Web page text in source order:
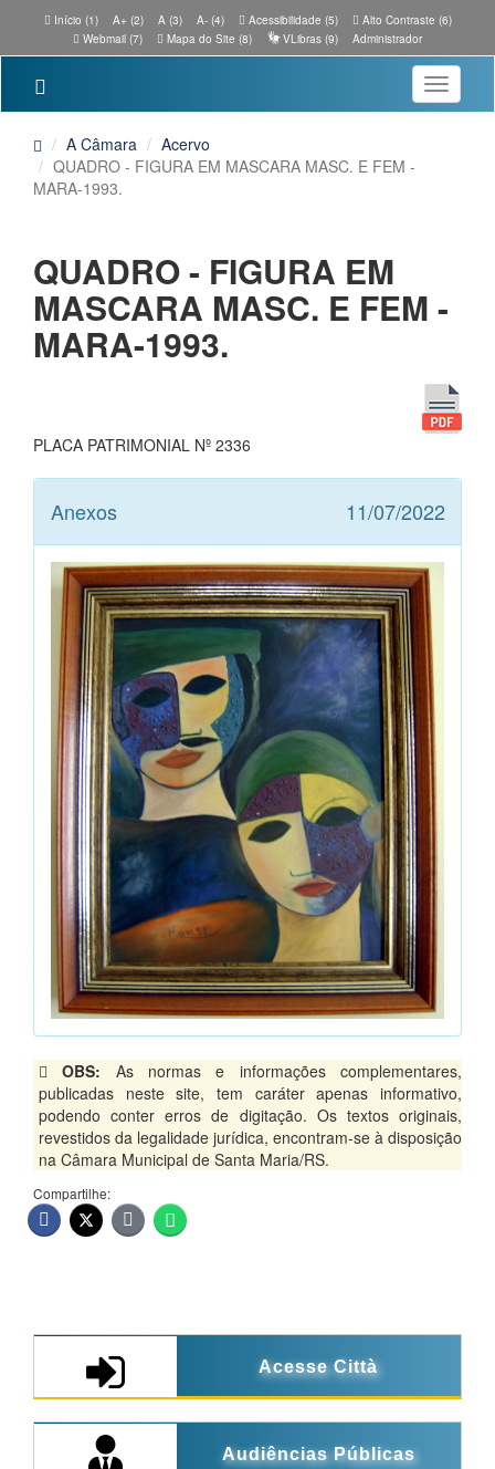
Início (1) A+ (2) A (3) A- (4) Acessibilidade (5)
Alto Contraste (6)
Webmail (7)
Mapa do Site (8) VLibras (9) Administrador
Toggle
A Câmara
Acervo
QUADRO - FIGURA EM MASCARA MASC. E FEM -
MARA-1993.
QUADRO - FIGURA EM
MASCARA MASC. E FEM -
MARA-1993.
PLACA PATRIMONIAL Nº 2336
Anexos 11/07/2022
OBS: As normas e informações complementares,
publicadas neste site, tem caráter apenas informativo,
podendo conter erros de digitação. Os textos originais,
revestidos da legalidade jurídica, encontram-se à disposição
na Câmara Municipal de Santa Maria/RS.
Compartilhe:
Acesse Città
Audiências Públicas